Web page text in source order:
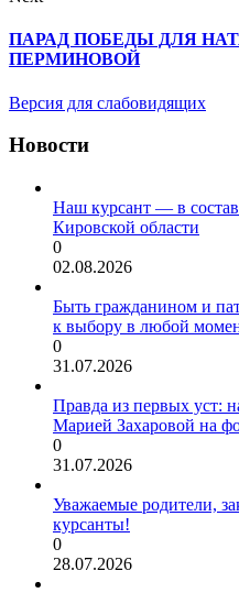
ПАРАД ПОБЕДЫ ДЛЯ
ПЕРМИНОВОЙ
Версия для слабовидящих
Новости
Наш курсант — в
Кировской области
0
02.08.2026
Быть гражданином и
к выбору в любой
0
31.07.2026
Правда из первых уст:
Марией Захаровой на
0
31.07.2026
Уважаемые родители,
курсанты!
0
28.07.2026